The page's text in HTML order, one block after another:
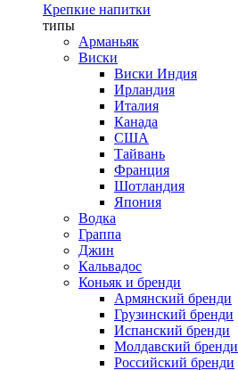
Крепкие напитки
типы
Арманьяк
Виски
Виски Индия
Ирландия
Италия
Канада
США
Тайвань
Франция
Шотландия
Япония
Водка
Граппа
Джин
Кальвадос
Коньяк и бренди
Армянский бренди
Грузинский бренди
Испанский бренди
Молдавский бренди
Российский бренди